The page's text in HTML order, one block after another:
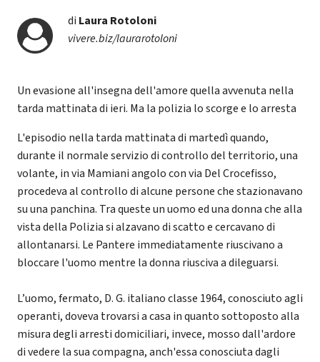
di Laura Rotoloni
vivere.biz/laurarotoloni
Un evasione all'insegna dell'amore quella avvenuta nella
tarda mattinata di ieri. Ma la polizia lo scorge e lo arresta
L'episodio nella tarda mattinata di martedì quando,
durante il normale servizio di controllo del territorio, una
volante, in via Mamiani angolo con via Del Crocefisso,
procedeva al controllo di alcune persone che stazionavano
su una panchina. Tra queste un uomo ed una donna che alla
vista della Polizia si alzavano di scatto e cercavano di
allontanarsi. Le Pantere immediatamente riuscivano a
bloccare l'uomo mentre la donna riusciva a dileguarsi.
L’uomo, fermato, D. G. italiano classe 1964, conosciuto agli
operanti, doveva trovarsi a casa in quanto sottoposto alla
misura degli arresti domiciliari, invece, mosso dall'ardore
di vedere la sua compagna, anch'essa conosciuta dagli